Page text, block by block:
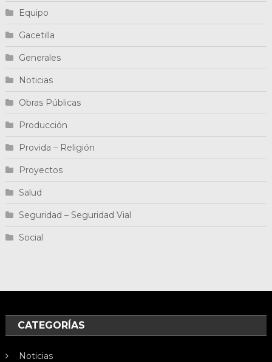
Equipo
Gacetilla
Generales
Noticias
Obras Públicas
Producción
Provida – Religión
Proyectos
Salud
Seguridad – Seguridad Vial
Social
CATEGORÍAS
Noticias